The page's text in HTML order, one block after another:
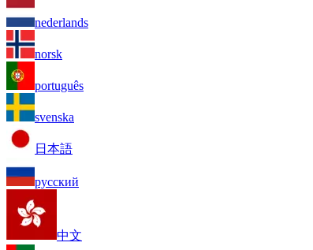
nederlands
norsk
português
svenska
日本語
русский
中文